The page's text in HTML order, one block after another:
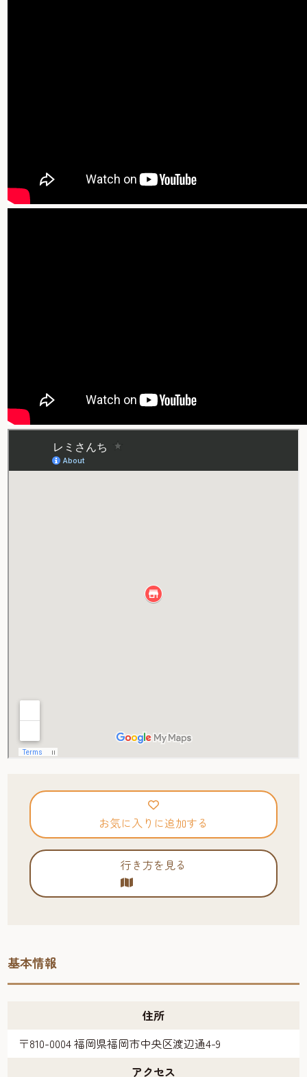
お気に入りに追加する
行き方を見る
基本情報
住所
〒810-0004 福岡県福岡市中央区渡辺通4-9
アクセス